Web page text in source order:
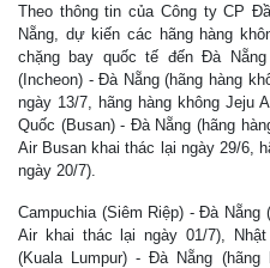
Theo thông tin của Công ty CP
Nẵng, dự kiến các hãng hàng
chặng bay quốc tế đến Đà
(Incheon) - Đà Nẵng (hãng hàng
ngày 13/7, hãng hàng không Jeju
Quốc (Busan) - Đà Nẵng (hãng
Air Busan khai thác lại ngày 29/6,
ngày 20/7).
Campuchia (Siêm Riệp) - Đà Nẵng
Air khai thác lại ngày 01/7),
(Kuala Lumpur) - Đà Nẵng (hãng